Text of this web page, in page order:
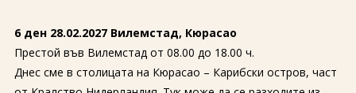
6 ден 28.02.2027 Вилемстад, Кюрасао
Престой във Вилемстад от 08.00 до 18.00 ч.
Днес сме в столицата на Кюрасао – Карибски остров, част